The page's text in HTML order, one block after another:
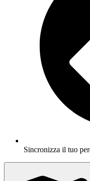
Sincronizza il tuo